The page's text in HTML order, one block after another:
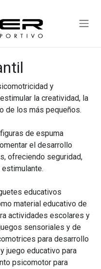
y
la creatividad, la
de los más pequeños.
de espuma
el desarrollo
ofreciendo seguridad,
educativos
material educativo de
actividades escolares y
sensoriales y de
para desarrollo
juego educativo para
psicomotor para